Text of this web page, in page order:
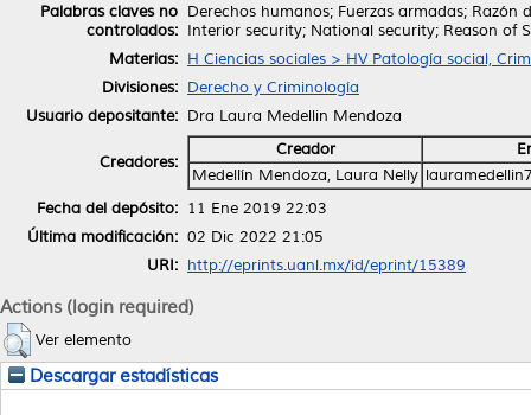
Palabras claves no
controlados:
Derechos humanos; Fuerzas armadas;
Interior security; National security; Reason of
Materias: H Ciencias sociales > HV Patología social,
Divisiones: Derecho y Criminología
Usuario depositante: Dra Laura Medellin Mendoza
Creadores:
Creador
Medellín Mendoza, Laura Nelly
Fecha del depósito: 11 Ene 2019 22:03
Última modificación: 02 Dic 2022 21:05
URI: http://eprints.uanl.mx/id/eprint/15389
Actions (login required)
Ver elemento
Descargar estadísticas